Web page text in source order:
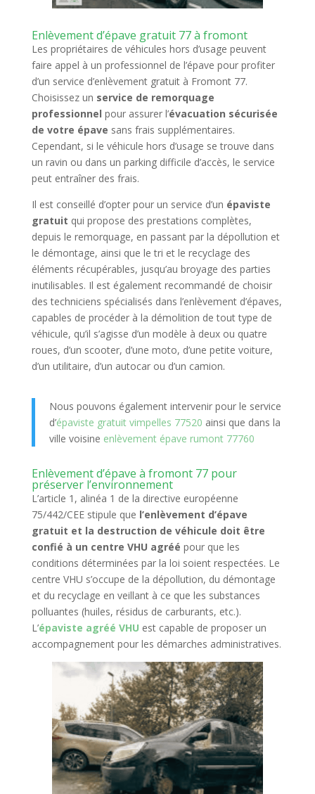
Enlèvement d’épave gratuit 77 à fromont
Les propriétaires de véhicules hors d’usage peuvent
faire appel à un professionnel de l’épave pour profiter
d’un service d’enlèvement gratuit à Fromont 77.
Choisissez un service de remorquage
professionnel pour assurer l’évacuation sécurisée
de votre épave sans frais supplémentaires.
Cependant, si le véhicule hors d’usage se trouve dans
un ravin ou dans un parking difficile d’accès, le service
peut entraîner des frais.
Il est conseillé d’opter pour un service d’un épaviste
gratuit qui propose des prestations complètes,
depuis le remorquage, en passant par la dépollution et
le démontage, ainsi que le tri et le recyclage des
éléments récupérables, jusqu’au broyage des parties
inutilisables. Il est également recommandé de choisir
des techniciens spécialisés dans l’enlèvement d’épaves,
capables de procéder à la démolition de tout type de
véhicule, qu’il s’agisse d’un modèle à deux ou quatre
roues, d’un scooter, d’une moto, d’une petite voiture,
d’un utilitaire, d’un autocar ou d’un camion.
Nous pouvons également intervenir pour le service
d’épaviste gratuit vimpelles 77520 ainsi que dans la
ville voisine enlèvement épave rumont 77760
Enlèvement d’épave à fromont 77 pour
préserver l’environnement
L’article 1, alinéa 1 de la directive européenne
75/442/CEE stipule que l’enlèvement d’épave
gratuit et la destruction de véhicule doit être
confié à un centre VHU agréé pour que les
conditions déterminées par la loi soient respectées. Le
centre VHU s’occupe de la dépollution, du démontage
et du recyclage en veillant à ce que les substances
polluantes (huiles, résidus de carburants, etc.).
L’épaviste agréé VHU est capable de proposer un
accompagnement pour les démarches administratives.